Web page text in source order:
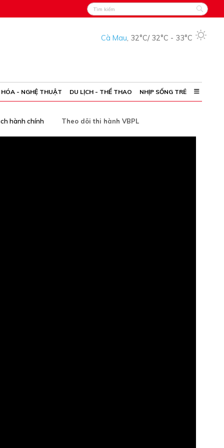
Cà Mau, 32°C/ 32°C - 33°C
- NGHỆ THUẬT DU LỊCH - THỂ THAO NHỊP SỐNG TRẺ
hành chính Theo dõi thi hành VBPL